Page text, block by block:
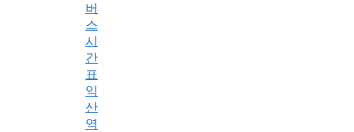
버
스
시
간
표
익
산
역